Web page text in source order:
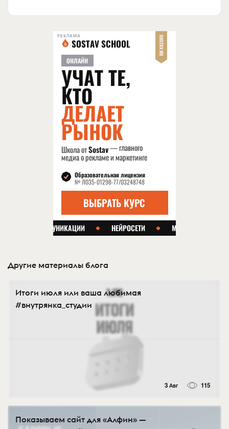
РЕКЛАМА
Другие материалы блога
Итоги июля или ваша любимая
#внутрянка_студии
3 Авг 115
Показываем сайт для «Алфин» —